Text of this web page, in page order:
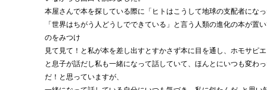
本屋さんで本を探している際に「ヒトはこうして地球の支配者にな
「世界はちがう人どうしでできている」と言う人類の進化の本が置
のをみつけ
見て見て！と私が本を差し出すとすかさず本に目を通し、ホモサピ
と息子が話だし私も一緒になって話していて、ほんとにいつも変わ
だ！と思っていますが、